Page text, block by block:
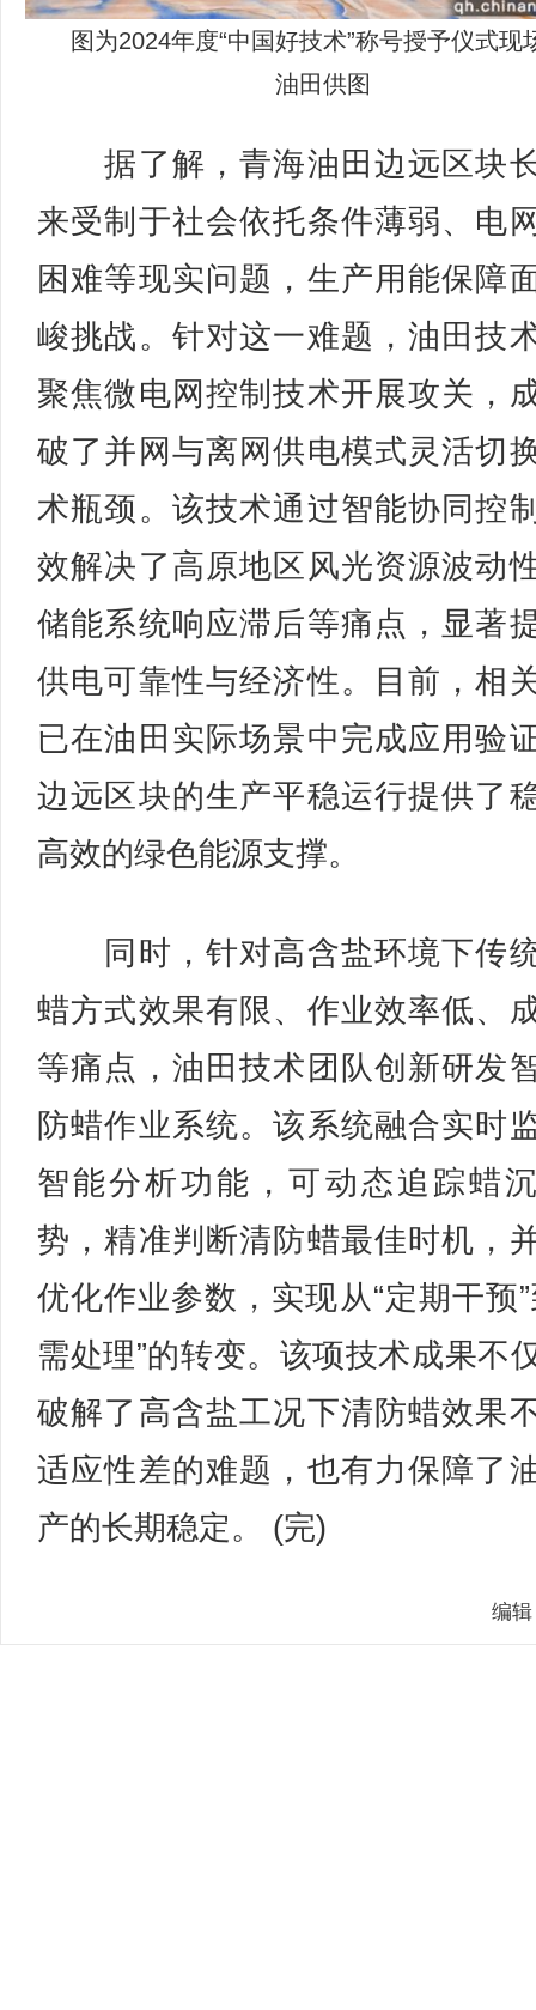
图为2024年度“中国好技术”称号授予仪式现
油田供图
据了解，青海油田边远区块
来受制于社会依托条件薄弱、电
困难等现实问题，生产用能保障
峻挑战。针对这一难题，油田技
聚焦微电网控制技术开展攻关，
破了并网与离网供电模式灵活切
术瓶颈。该技术通过智能协同控
效解决了高原地区风光资源波动
储能系统响应滞后等痛点，显著
供电可靠性与经济性。目前，相
已在油田实际场景中完成应用验
边远区块的生产平稳运行提供了
高效的绿色能源支撑。
同时，针对高含盐环境下传
蜡方式效果有限、作业效率低、
等痛点，油田技术团队创新研发
防蜡作业系统。该系统融合实时
智能分析功能，可动态追踪蜡
势，精准判断清防蜡最佳时机，
优化作业参数，实现从“定期干预”
需处理”的转变。该项技术成果不
破解了高含盐工况下清防蜡效果
适应性差的难题，也有力保障了
产的长期稳定。 (完)
编